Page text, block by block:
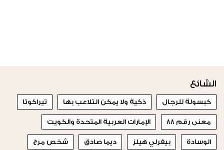
الشائع
كبسولة للرجال ذكية ولا يمكن التلاعب بها تيراكوتا
معنى رقم 88 الإمارات العربية المتحدة والكويت
الوسادة بيفرلي هيلز ديما صادق شخص مرح